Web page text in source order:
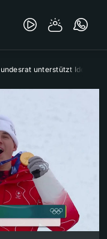
unterstützt Idee